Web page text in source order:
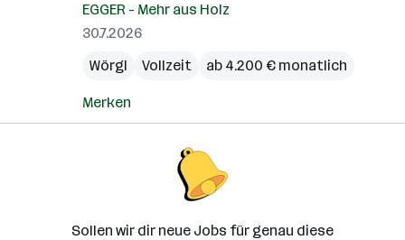
EGGER - Mehr aus Holz
30.7.2026
Wörgl
Vollzeit ab 4.200 € monatlich
Merken
Sollen wir dir neue Jobs für genau diese